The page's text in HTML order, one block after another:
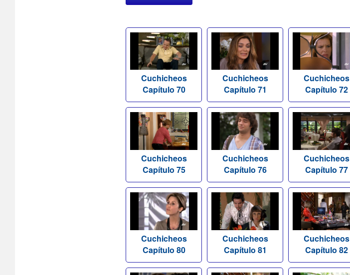
Cuchicheos
Capítulo 70
Cuchicheos
Capítulo 71
Cuchicheos
Capítulo 72
Cuchicheos
Capítulo 75
Cuchicheos
Capítulo 76
Cuchicheos
Capítulo 77
Cuchicheos
Capítulo 80
Cuchicheos
Capítulo 81
Cuchicheos
Capítulo 82